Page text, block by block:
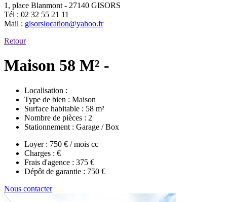
1, place Blanmont - 27140 GISORS
Tél : 02 32 55 21 11
Mail : gisorslocation@yahoo.fr
Retour
Maison 58 M² -
Localisation :
Type de bien : Maison
Surface habitable : 58 m²
Nombre de pièces : 2
Stationnement : Garage / Box
Loyer : 750 € / mois cc
Charges : €
Frais d'agence : 375 €
Dépôt de garantie : 750 €
Nous contacter